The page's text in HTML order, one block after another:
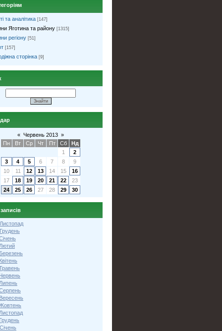
та аналітика [147]
Яготина та району [1315]
регіону [51]
[157]
сторінка [9]
« Червень 2013 »
Пн
Вт Ср Чт Пт Сб
Нд
1
2
3
4 5 6 7 8
9
10
11 12 13 14 15
16
17
18 19 20 21 22
23
24
25 26 27 28 29 30